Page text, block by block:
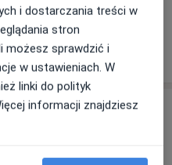
i dostarczania treści w
stron
możesz sprawdzić i
w ustawieniach. W
linki do polityk
informacji znajdziesz